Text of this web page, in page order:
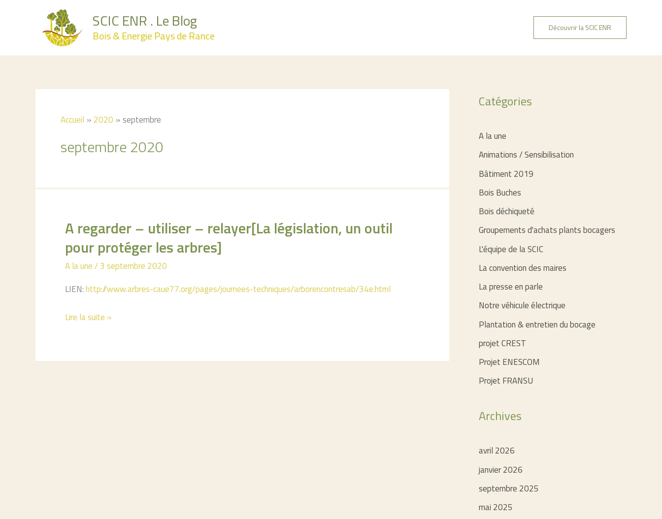
SCIC ENR . Le Blog
Bois & Energie Pays de Rance
Découvrir la SCIC ENR
Accueil 2020 septembre
septembre 2020
A regarder – utiliser – relayer[La législation, un outil
pour protéger les arbres]
A la une/3 septembre 2020
LIEN:http://www.arbres-caue77.org/pages/journees-techniques/arborencontresab/34e.html
A
utiliser
Lire la suite »
Catégories
A la une
Animations / Sensibilisation
Bâtiment 2019
Bois Buches
Bois déchiqueté
Groupements d'achats plants bocagers
L'équipe de la SCIC
La convention des maires
La presse en parle
Notre véhicule électrique
Plantation & entretien du bocage
projet CREST
Projet ENESCOM
Projet FRANSU
Archives
avril 2026
janvier 2026
septembre 2025
mai 2025